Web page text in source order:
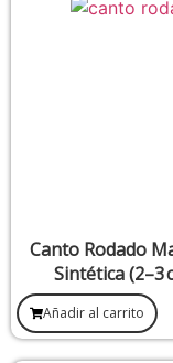
Canto Rodado
Sintética (2–3
Protección y
Añadir al carrito